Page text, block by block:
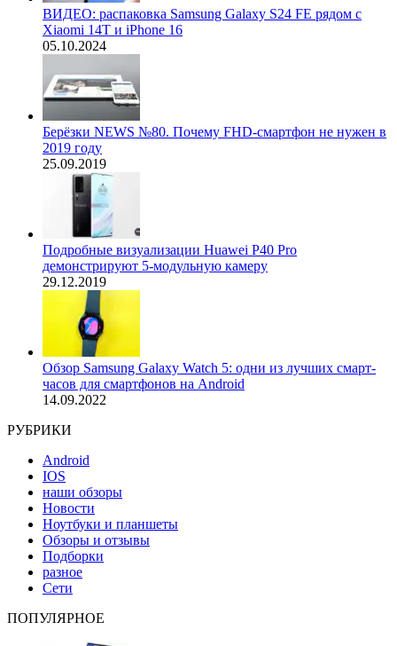
ВИДЕО: распаковка Samsung Galaxy S24 FE рядом с
Xiaomi 14T и iPhone 16
05.10.2024
Берёзки NEWS №80. Почему FHD-смартфон не нужен в
2019 году
25.09.2019
Подробные визуализации Huawei P40 Pro
демонстрируют 5-модульную камеру
29.12.2019
Обзор Samsung Galaxy Watch 5: одни из лучших смарт-
часов для смартфонов на Android
14.09.2022
РУБРИКИ
Android
IOS
наши обзоры
Новости
Ноутбуки и планшеты
Обзоры и отзывы
Подборки
разное
Сети
ПОПУЛЯРНОЕ